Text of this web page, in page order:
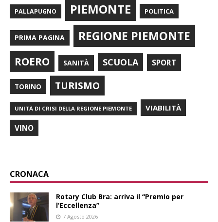
PALLAPUGNO PIEMONTE POLITICA
PRIMA PAGINA REGIONE PIEMONTE
ROERO SANITÀ SCUOLA SPORT
TORINO TURISMO
UNITÀ DI CRISI DELLA REGIONE PIEMONTE VIABILITÀ
VINO
CRONACA
Rotary Club Bra: arriva il “Premio per
l’Eccellenza”
7 Agosto 2026